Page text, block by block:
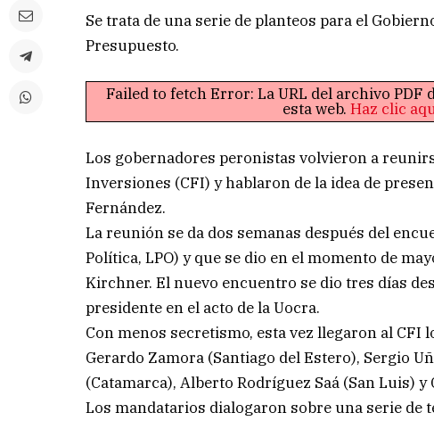
Se trata de una serie de planteos para el
Presupuesto.
Failed to fetch Error: La URL del archivo
esta web. Haz clic
Los gobernadores peronistas volvieron a
Inversiones (CFI) y hablaron de la idea de
Fernández.
La reunión se da dos semanas después del
Política, LPO) y que se dio en el momento de
Kirchner. El nuevo encuentro se dio tres días
presidente en el acto de la Uocra.
Con menos secretismo, esta vez llegaron al CFI
Gerardo Zamora (Santiago del Estero), Sergio
(Catamarca), Alberto Rodríguez Saá (San Luis)
Los mandatarios dialogaron sobre una serie de